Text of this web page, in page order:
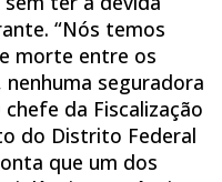
“Nós temos
morte entre os
seguradora
da Fiscalização
do Distrito Federal
que um dos